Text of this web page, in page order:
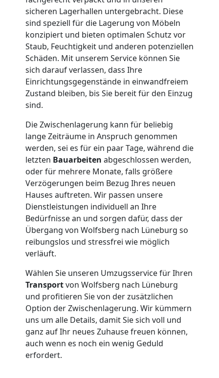
sicheren Lagerhallen untergebracht. Diese
sind speziell für die Lagerung von Möbeln
konzipiert und bieten optimalen Schutz vor
Staub, Feuchtigkeit und anderen potenziellen
Schäden. Mit unserem Service können Sie
sich darauf verlassen, dass Ihre
Einrichtungsgegenstände in einwandfreiem
Zustand bleiben, bis Sie bereit für den Einzug
sind.
Die Zwischenlagerung kann für beliebig
lange Zeiträume in Anspruch genommen
werden, sei es für ein paar Tage, während die
letzten Bauarbeiten abgeschlossen werden,
oder für mehrere Monate, falls größere
Verzögerungen beim Bezug Ihres neuen
Hauses auftreten. Wir passen unsere
Dienstleistungen individuell an Ihre
Bedürfnisse an und sorgen dafür, dass der
Übergang von Wolfsberg nach Lüneburg so
reibungslos und stressfrei wie möglich
verläuft.
Wählen Sie unseren Umzugsservice für Ihren
Transportvon Wolfsberg nach Lüneburg
und profitieren Sie von der zusätzlichen
Option der Zwischenlagerung. Wir kümmern
uns um alle Details, damit Sie sich voll und
ganz auf Ihr neues Zuhause freuen können,
auch wenn es noch ein wenig Geduld
erfordert.